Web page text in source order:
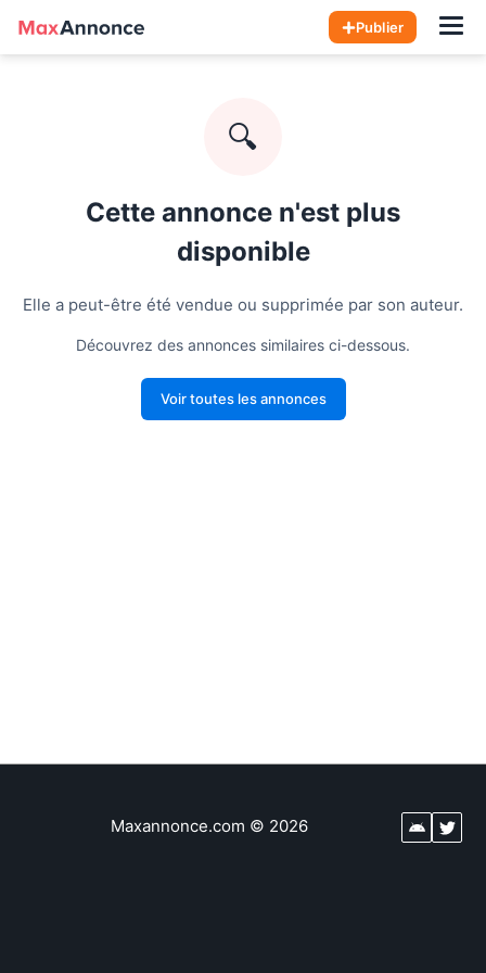
Publier
🔍
Cette annonce n'est plus
disponible
Elle a peut-être été vendue ou supprimée par son auteur.
Découvrez des annonces similaires ci-dessous.
Voir toutes les annonces
Maxannonce.com © 2026